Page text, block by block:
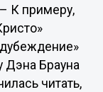
К примеру,
Дэна Брауна
читать,